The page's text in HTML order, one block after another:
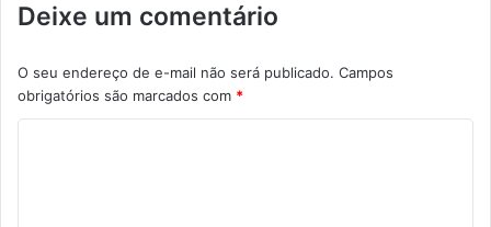
Deixe um comentário
O seu endereço de e-mail não será publicado. Campos
obrigatórios são marcados com *